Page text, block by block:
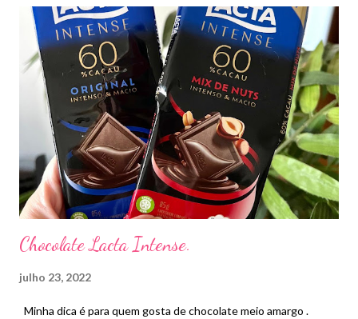
procure mais; Em 40 tons, você encontrará um ajuste para cada
tom de pele; Melhor para pele normal a oleosa; refina os poros
para um acabamento fosco de aparência natural Com base
Matte + Poreless.
Chocolate Lacta Intense.
julho 23, 2022
Minha dica é para quem gosta de chocolate meio amargo .